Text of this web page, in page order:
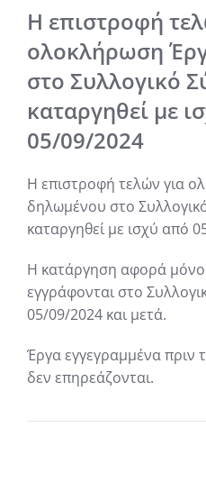
Η επιστροφή
ολοκλήρωση
στο Συλλογικό
καταργηθεί με
05/09/2024
Η επιστροφή τελών για
δηλωμένου στο
καταργηθεί με ισχύ από
Η κατάργηση αφορά
εγγράφονται στο
05/09/2024 και μετά.
Έργα εγγεγραμμένα πριν
δεν επηρεάζονται.